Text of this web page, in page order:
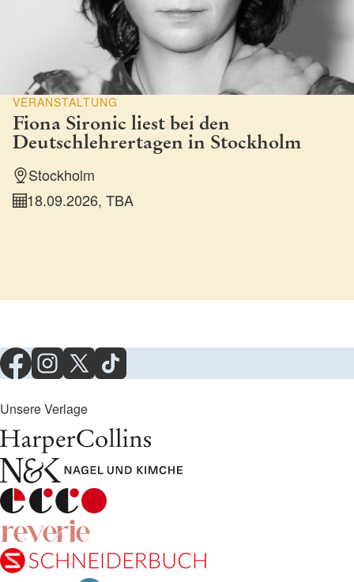
VERANSTALTUNG
Fiona Sironic liest bei den
Deutschlehrertagen in Stockholm
Stockholm
18.09.2026, TBA
Unsere Verlage